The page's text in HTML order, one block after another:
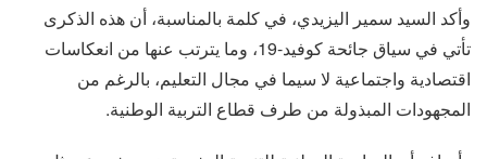
وأكد السيد سمير اليزيدي، في كلمة بالمناسبة، أن هذه الذكرى
تأتي في سياق جائحة كوفيد-19، وما يترتب عنها من انعكاسات
اقتصادية واجتماعية لا سيما في مجال التعليم، بالرغم من
المجهودات المبذولة من طرف قطاع التربية الوطنية.